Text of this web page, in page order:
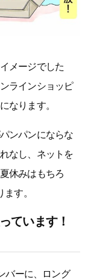
メージでした
ラインショッピ
なります。
ンパンにならな
なし、ネットを
休みはもちろ
す。
ています！
バーに、ロング